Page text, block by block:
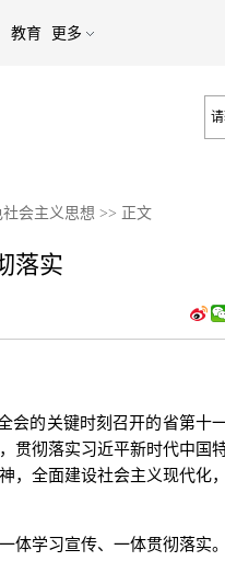
教育 更多
会主义思想 >> 正文
落实
的关键时刻召开的省第十
贯彻落实习近平新时代中国
，全面建设社会主义现代化，
学习宣传、一体贯彻落实。